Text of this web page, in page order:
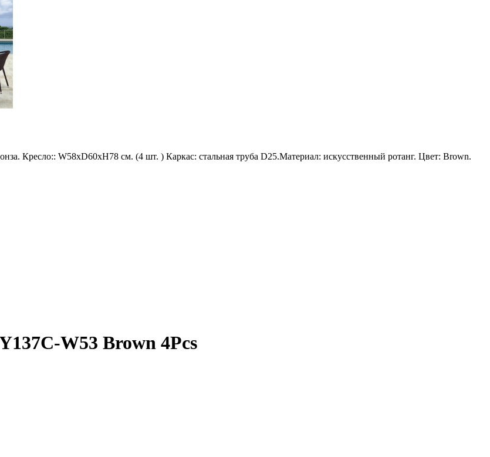
Кресло:: W58xD60xH78 см. (4 шт. ) Каркас: стальная труба D25.Материал: искусственный ротанг. Цвет: Brown.
W53 Brown 4Pcs